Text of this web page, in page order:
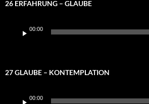
26 ERFAHRUNG – GLAUBE
Player
00:00
27 GLAUBE – KONTEMPLATION
00:00